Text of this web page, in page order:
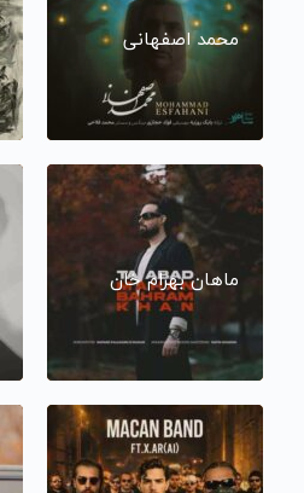
محمد اصفهانی
ماهان بهرام خان